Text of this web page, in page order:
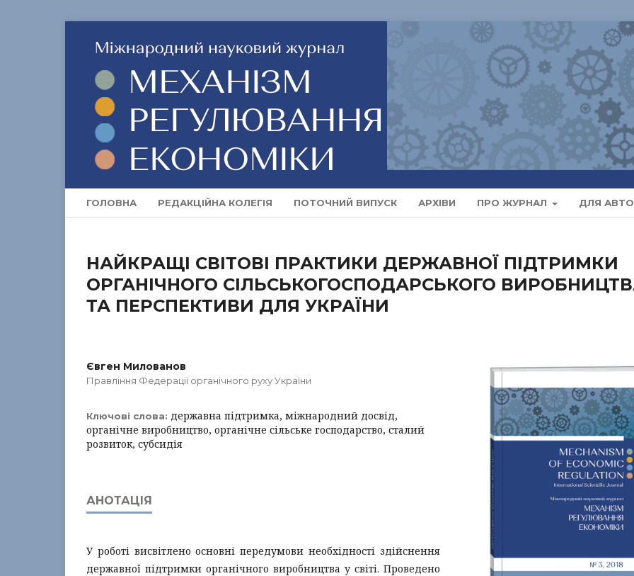
ГОЛОВНА РЕДАКЦІЙНА КОЛЕГІЯ ПОТОЧНИЙ ВИПУСК АРХІВИ ПРО ЖУРНАЛ ДЛЯ
НАЙКРАЩІ СВІТОВІ ПРАКТИКИ ДЕРЖАВНОЇ ПІДТРИМКИ
ОРГАНІЧНОГО СІЛЬСЬКОГОСПОДАРСЬКОГО
ТА ПЕРСПЕКТИВИ ДЛЯ УКРАЇНИ
Євген Милованов
Правління Федерації органічного руху України
Ключові слова: державна підтримка, міжнародний досвід,
органічне виробництво, органічне сільське господарство, сталий
розвиток, субсидія
АНОТАЦІЯ
У роботі висвітлено основні передумови необхідності здійснення
державної підтримки органічного виробництва у світі. Проведено